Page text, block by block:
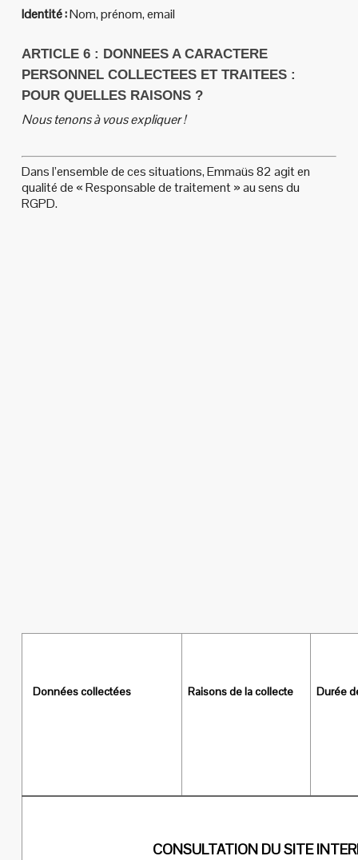
Identité :Nom, prénom, email
ARTICLE 6 : DONNEES A CARACTERE
PERSONNEL COLLECTEES ET TRAITEES :
POUR QUELLES RAISONS ?
Nous tenons à vous expliquer !
Dans l’ensemble de ces situations, Emmaüs 82 agit en
qualité de « Responsable de traitement » au sens du
RGPD.
Données collectées Raisons de la collecte Durée
CONSULTATION DU SITE